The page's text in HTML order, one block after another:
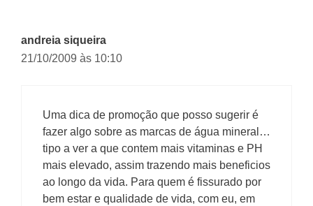
andreia siqueira
21/10/2009 às 10:10
Uma dica de promoção que posso sugerir é
fazer algo sobre as marcas de água mineral…
tipo a ver a que contem mais vitaminas e PH
mais elevado, assim trazendo mais beneficios
ao longo da vida. Para quem é fissurado por
bem estar e qualidade de vida, com eu, em